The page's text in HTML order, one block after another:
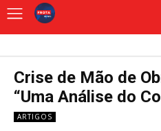
Crise de Mão de
“Uma Análise do
ARTIGOS